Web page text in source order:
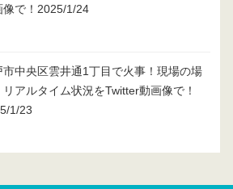
像で！2025/1/24
市中央区雲井通1丁目で火事！現場の場
リアルタイム状況をTwitter動画像で！
1/23